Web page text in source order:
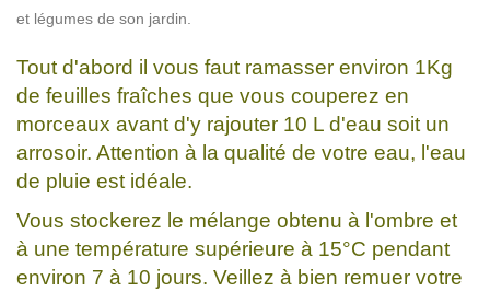
et légumes de son jardin.
Tout d'abord il vous faut ramasser environ 1Kg
de feuilles fraîches que vous couperez en
morceaux avant d'y rajouter 10 L d'eau soit un
arrosoir. Attention à la qualité de votre eau, l'eau
de pluie est idéale.
Vous stockerez le mélange obtenu à l'ombre et
à une température supérieure à 15°C pendant
environ 7 à 10 jours. Veillez à bien remuer votre